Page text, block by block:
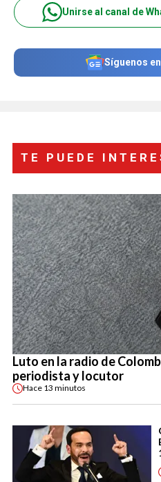
Unirse al canal de
Síguenos
TE PUEDE
Luto en la radio de
periodista y locutor
Hace 13 minutos